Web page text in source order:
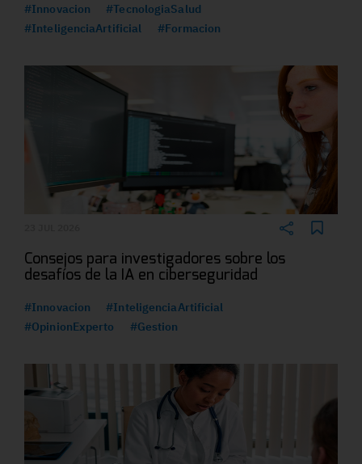
#Innovacion
#TecnologiaSalud
#InteligenciaArtificial
#Formacion
Consejos para investigadores sobre los
desafíos de la IA en ciberseguridad
#Innovacion
#InteligenciaArtificial
#OpinionExperto
#Gestion